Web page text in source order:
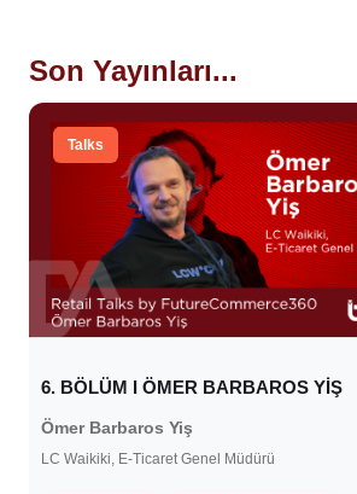
Son Yayınları...
Talks
6. BÖLÜM I ÖMER BARBAROS YİŞ
Ömer Barbaros Yiş
LC Waikiki, E-Ticaret Genel Müdürü